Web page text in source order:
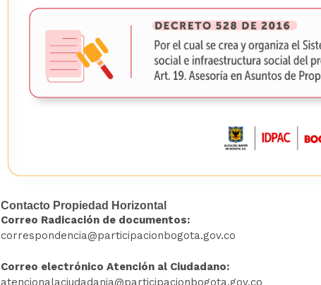
Contacto Propiedad Horizontal
Correo Radicación de documentos:
correspondencia@participacionbogota.gov.co
Correo electrónico Atención al Ciudadano:
atencionalaciudadania@participacionbogota.gov.co